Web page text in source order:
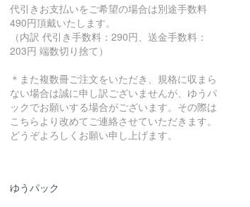
代引きお支払いをご希望の場合は別途手数料
490円頂戴いたします。
（内訳 代引き手数料：290円、送金手数料：
203円 端数切り捨て）
＊また複数冊ご注文をいただき、規格に収まら
ない場合は誠に申し訳ございませんが、ゆうパ
ックでお願いする場合がございます。その際は
こちらより改めてご連絡させていただきます。
どうぞよろしくお願い申し上げます。
ゆうパック